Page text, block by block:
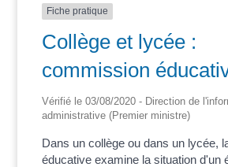
Fiche pratique
Collège et lycée :
commission
Vérifié le 03/08/2020 - Direction de
administrative (Premier ministre)
Dans un collège ou dans un lycée,
éducative examine la situation d'un